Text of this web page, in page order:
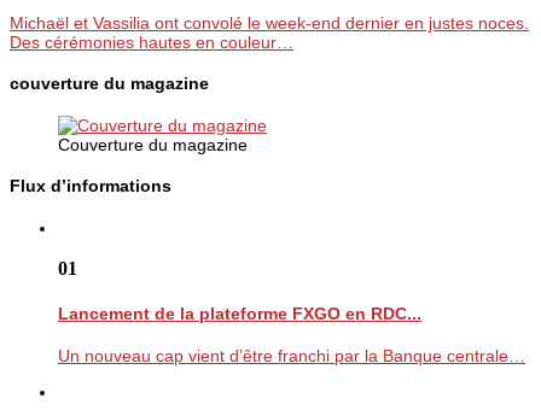
Michaël et Vassilia ont convolé le week-end dernier en justes noces.
Des cérémonies hautes en couleur…
couverture du magazine
Couverture du magazine
Flux d’informations
01
Lancement de la plateforme FXGO en RDC...
Un nouveau cap vient d’être franchi par la Banque centrale…